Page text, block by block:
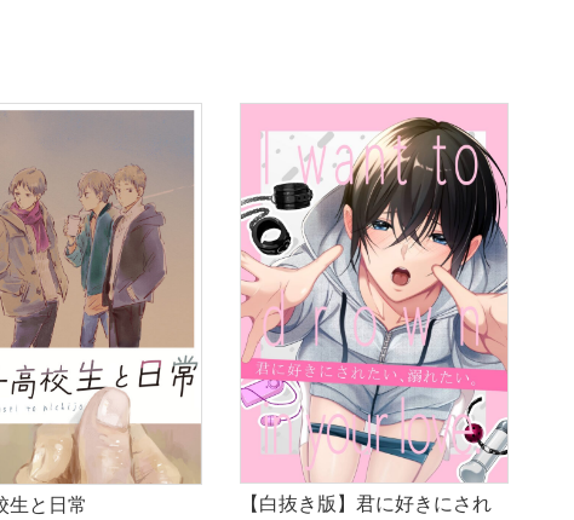
生と日常
【白抜き版】君に好きにされ